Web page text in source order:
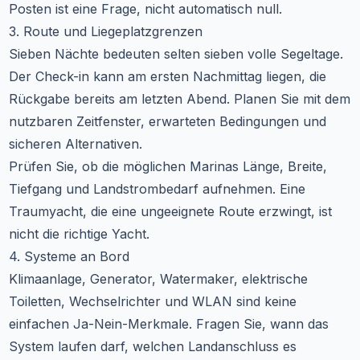
Posten ist eine Frage, nicht automatisch null.
3. Route und Liegeplatzgrenzen
Sieben Nächte bedeuten selten sieben volle Segeltage.
Der Check-in kann am ersten Nachmittag liegen, die
Rückgabe bereits am letzten Abend. Planen Sie mit dem
nutzbaren Zeitfenster, erwarteten Bedingungen und
sicheren Alternativen.
Prüfen Sie, ob die möglichen Marinas Länge, Breite,
Tiefgang und Landstrombedarf aufnehmen. Eine
Traumyacht, die eine ungeeignete Route erzwingt, ist
nicht die richtige Yacht.
4. Systeme an Bord
Klimaanlage, Generator, Watermaker, elektrische
Toiletten, Wechselrichter und WLAN sind keine
einfachen Ja-Nein-Merkmale. Fragen Sie, wann das
System laufen darf, welchen Landanschluss es